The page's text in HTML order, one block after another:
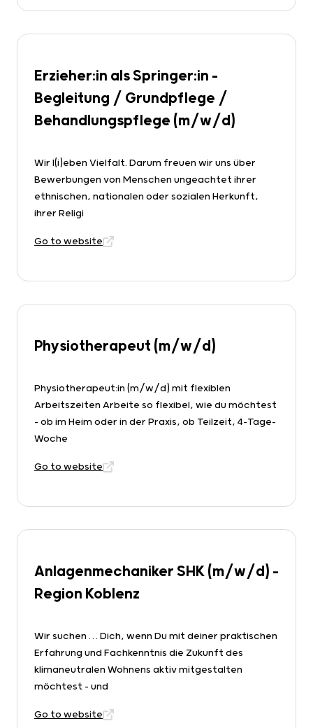
Erzieher:in als Springer:in -
Begleitung / Grundpflege /
Behandlungspflege (m/w/d)
Wir l(i)eben Vielfalt. Darum freuen wir uns über
Bewerbungen von Menschen ungeachtet ihrer
ethnischen, nationalen oder sozialen Herkunft,
ihrer Religi
Go to website
Physiotherapeut (m/w/d)
Physiotherapeut:in (m/w/d) mit flexiblen
Arbeitszeiten Arbeite so flexibel, wie du möchtest
– ob im Heim oder in der Praxis, ob Teilzeit, 4-Tage-
Woche
Go to website
Anlagenmechaniker SHK (m/w/d) -
Region Koblenz
Wir suchen … Dich, wenn Du mit deiner praktischen
Erfahrung und Fachkenntnis die Zukunft des
klimaneutralen Wohnens aktiv mitgestalten
möchtest – und
Go to website